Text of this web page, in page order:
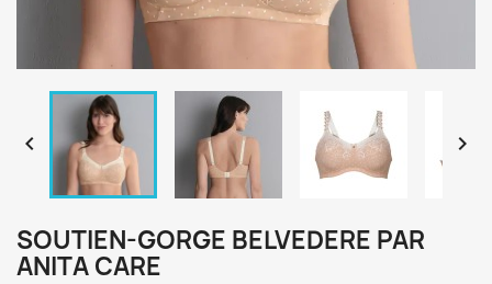
 
SOUTIEN-GORGE BELVEDERE PAR
ANITA CARE